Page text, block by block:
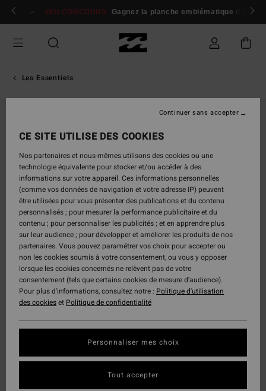
Passer
Se connecter / s'inscrire
JEU CONCOURS Gagnez la planche emblématique d'Andy
Les Essentiels
CE SITE UTILISE DES COOKIES
Nos partenaires et nous-mêmes utilisons des cookies ou une
technologie équivalente pour stocker et/ou accéder à des
informations sur votre appareil. Ces informations personnelles
(comme vos données de navigation et votre adresse IP) peuvent
être utilisées pour vous présenter des publications et du contenu
personnalisés ; pour mesurer la performance publicitaire et du
contenu ; pour personnaliser les publicités ; et en apprendre plus
sur leur audience ; pour développer et améliorer les produits de nos
partenaires. Vous pouvez paramétrer vos choix pour accepter ou
non les cookies soumis à votre consentement, ou vous y opposer
lorsque les cookies concernés ne relèvent pas de votre
consentement (tels que certains cookies de mesure d’audience).
Pour plus d'informations, consultez notre : Politique d'utilisation
des cookieset Politique de confidentialité
Personnaliser mes choix
Continuer sans accepter
Tout accepter